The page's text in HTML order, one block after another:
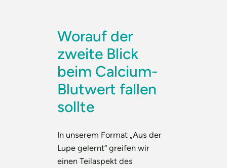
Worauf der
zweite Blick
beim Calcium-
Blutwert fallen
sollte
In unserem Format „Aus der
Lupe gelernt“ greifen wir
einen Teilaspekt des